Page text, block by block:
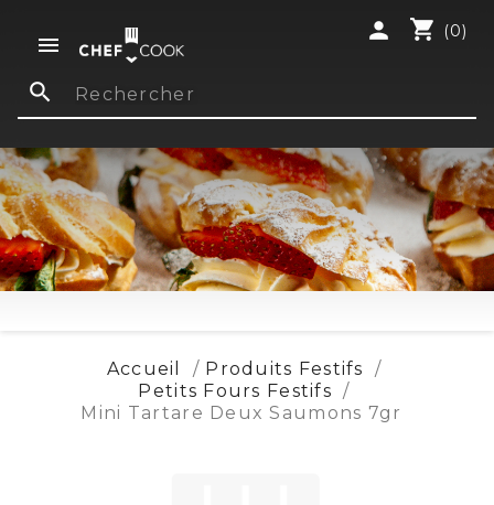

shopping_cart (0)
person
search
Accueil
Produits Festifs
Petits Fours Festifs
Mini Tartare Deux Saumons 7gr